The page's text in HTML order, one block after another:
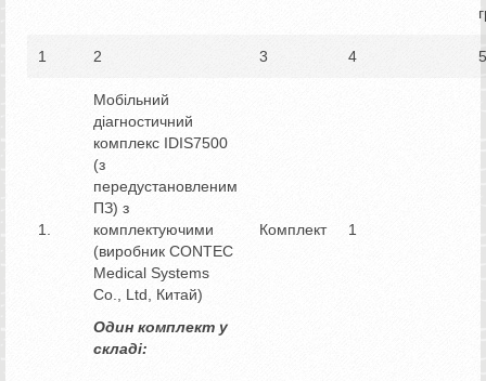
1 2 3 4 5
1.
Мобільний
діагностичний
комплекс IDIS7500
(з
передустановленим
ПЗ) з
комплектуючими
(виробник CONTEC
Medical Systems
Co., Ltd, Китай)
Один комплект у
складі:
Комплект 1